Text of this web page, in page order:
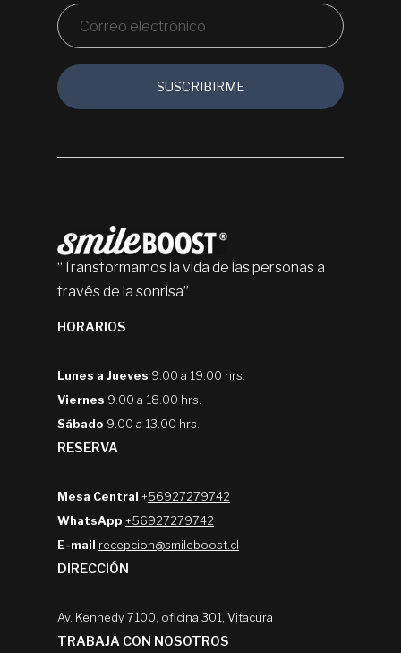
“Transformamos la vida de las personas a
través de la sonrisa”
HORARIOS
Lunes a Jueves 9.00 a 19.00 hrs.
Viernes 9.00 a 18.00 hrs.
Sábado 9.00 a 13.00 hrs.
RESERVA
Mesa Central +56927279742
WhatsApp +56927279742
E-mail recepcion@smileboost.cl
DIRECCIÓN
Av. Kennedy 7100, oficina 301, Vitacura
TRABAJA CON NOSOTROS